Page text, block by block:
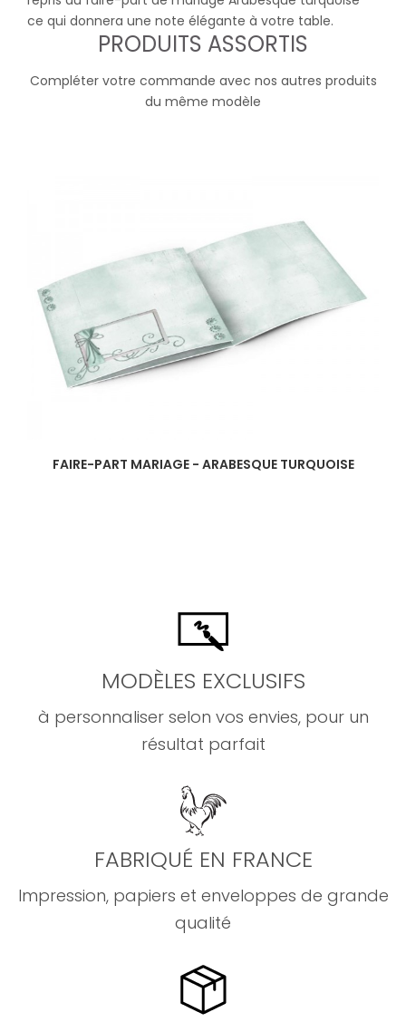
ce qui donnera une note élégante à votre table.
PRODUITS ASSORTIS
Compléter votre commande avec nos autres produits
du même modèle
FAIRE-PART MARIAGE - ARABESQUE TURQUOISE
MODÈLES EXCLUSIFS
à personnaliser selon vos envies, pour un
résultat parfait
FABRIQUÉ EN FRANCE
Impression, papiers et enveloppes de grande
qualité